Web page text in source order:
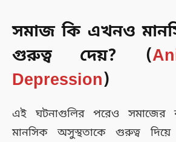
সমাজ কি এখনও
গুরুত্ব দেয়? (
Depression)
এই ঘটনাগুলির পরেও
মানসিক অসুস্থতাকে গুরুত্ব